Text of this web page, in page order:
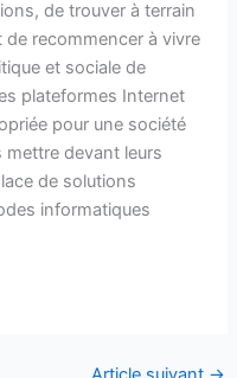
de trouver à terrain
recommencer à vivre
et sociale de
plateformes Internet
pour une société
devant leurs
de solutions
informatiques